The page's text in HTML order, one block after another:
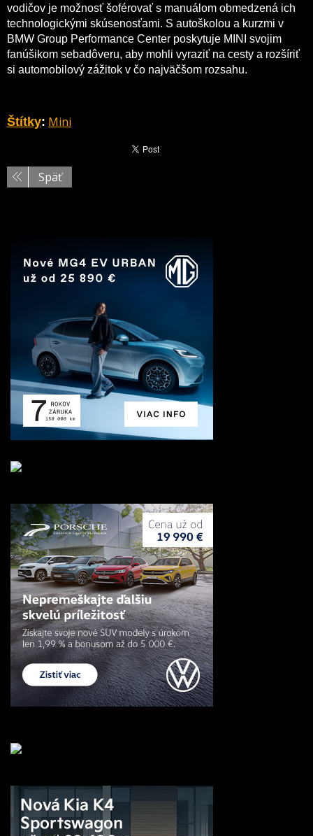
vodičov je možnosť šoférovať s manuálom obmedzená ich
technologickými skúsenosťami. S autoškolou a kurzmi v
BMW Group Performance Center poskytuje MINI svojim
fanúšikom sebadôveru, aby mohli vyraziť na cesty a rozšíriť
si automobilový zážitok v čo najväčšom rozsahu.
Štítky: Mini
Späť